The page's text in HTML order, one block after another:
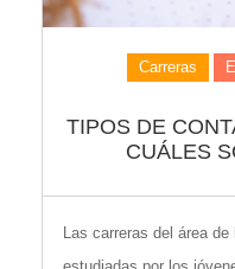
Carreras
TIPOS DE
CUÁLES
Las carreras del área